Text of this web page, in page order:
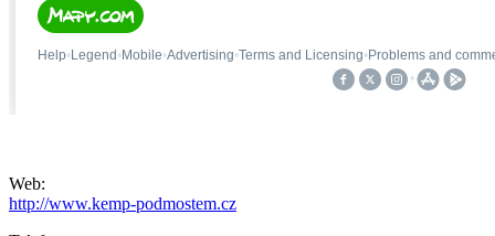
Web:
http://www.kemp-podmostem.cz